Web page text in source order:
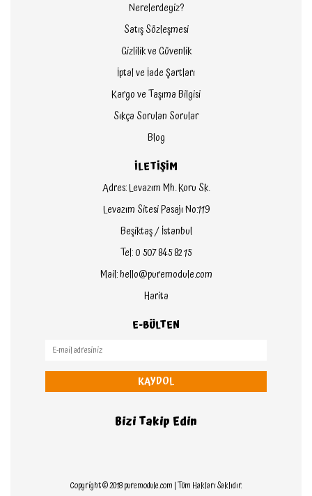
Nerelerdeyiz?
Satış Sözleşmesi
Gizlilik ve Güvenlik
İptal ve İade Şartları
Kargo ve Taşıma Bilgisi
Sıkça Sorulan Sorular
Blog
İLETİŞİM
Adres: Levazım Mh. Koru Sk.
Levazım Sitesi Pasajı No:119
Beşiktaş / İstanbul
Tel: 0 507 845 82 15
Mail: hello@puremodule.com
Harita
E-BÜLTEN
KAYDOL
Bizi Takip Edin
Copyright © 2018 puremodule.com | Tüm Hakları Saklıdır.